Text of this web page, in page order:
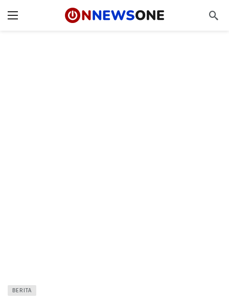
BERITA